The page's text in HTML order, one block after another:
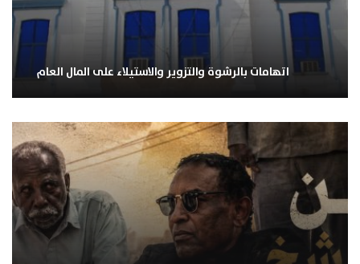
اتهامات بالرشوة والتزوير والاستيلاء على المال العام